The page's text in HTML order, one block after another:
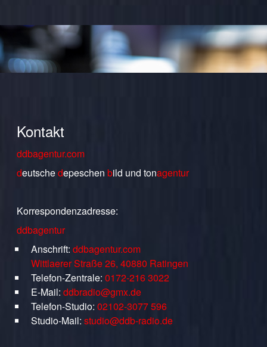
Kontakt
ddbagentur.com
deutschedepeschen bild undtonagentur
Korrespondenzadresse:
ddbagentur
Anschrift: ddbagentur.com
Wittlaerer Straße 26, 40880 Ratingen
Telefon-Zentrale: 0172-216 3022
E-Mail: ddbradio@gmx.de
Telefon-Studio: 02102-3077 596
Studio-Mail: studio@ddb-radio.de